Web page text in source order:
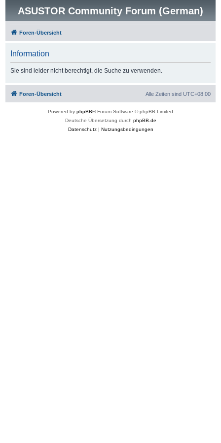
ASUSTOR Community Forum (German)
Foren-Übersicht
Information
Sie sind leider nicht berechtigt, die Suche zu verwenden.
Foren-Übersicht Alle Zeiten sind UTC+08:00
Powered by phpBB® Forum Software © phpBB Limited
Deutsche Übersetzung durch phpBB.de
Datenschutz| Nutzungsbedingungen